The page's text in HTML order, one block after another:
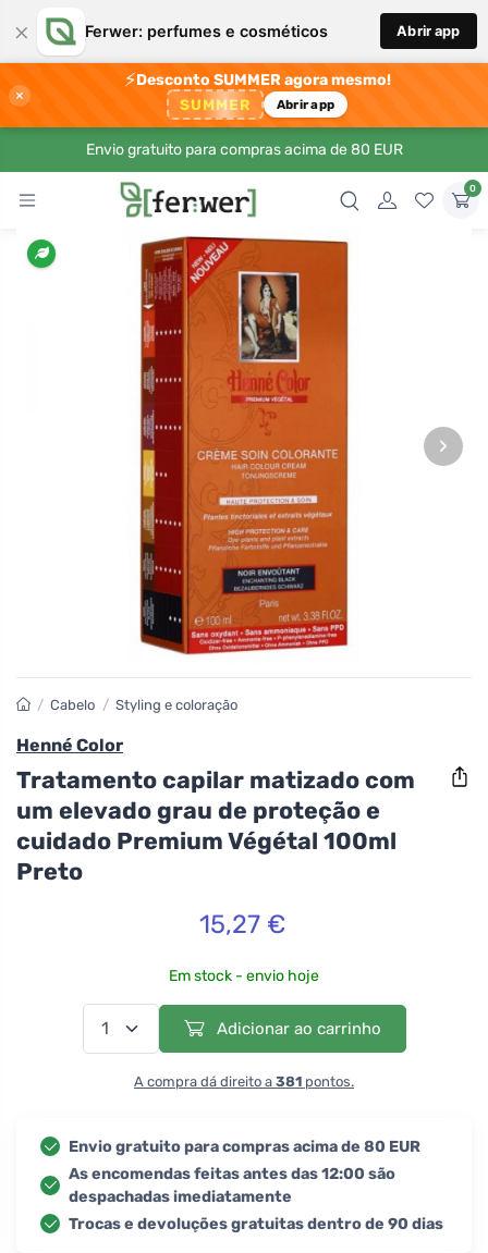
× Ferwer: perfumes e cosméticos Abrir app
×
⚡Desconto SUMMER agora mesmo!
SUMMER Abrir app
Envio gratuito para compras acima de 80 EUR
0
›
/ Cabelo / Styling e coloração
Henné Color
Tratamento capilar matizado com
um elevado grau de proteção e
cuidado Premium Végétal 100ml
Preto
15,27 €
Em stock - envio hoje
Adicionar ao carrinho
A compra dá direito a 381 pontos.
Envio gratuito para compras acima de 80 EUR
As encomendas feitas antes das 12:00 são
despachadas imediatamente
Trocas e devoluções gratuitas dentro de 90 dias